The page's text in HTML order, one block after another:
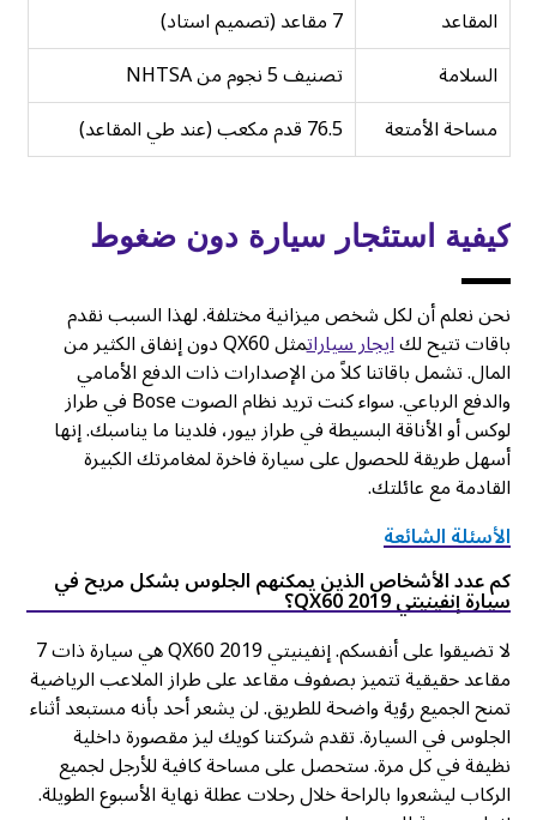
المقاعد
7 مقاعد (تصميم استاد)
السلامة
تصنيف 5 نجوم من NHTSA
مساحة الأمتعة
76.5 قدم مكعب (عند طي المقاعد)
كيفية استئجار سيارة دون ضغوط
نحن نعلم أن لكل شخص ميزانية مختلفة. لهذا السبب نقدم
باقات تتيح لكايجار سيارات مثل QX60 دون إنفاق الكثير من
المال. تشمل باقاتنا كلاً من الإصدارات ذات الدفع الأمامي
والدفع الرباعي. سواء كنت تريد نظام الصوت Bose في طراز
لوكس أو الأناقة البسيطة في طراز بيور، فلدينا ما يناسبك. إنها
أسهل طريقة للحصول على سيارة فاخرة لمغامرتك الكبيرة
القادمة مع عائلتك.
الأسئلة الشائعة
كم عدد الأشخاص الذين يمكنهم الجلوس بشكل مريح في
سيارة إنفينيتي QX60 2019؟
لا تضيقوا على أنفسكم. إنفينيتي QX60 2019 هي سيارة ذات 7
مقاعد حقيقية تتميز بصفوف مقاعد على طراز الملاعب الرياضية
تمنح الجميع رؤية واضحة للطريق. لن يشعر أحد بأنه مستبعد أثناء
الجلوس في السيارة. تقدم شركتنا كويك ليز مقصورة داخلية
نظيفة في كل مرة. ستحصل على مساحة كافية للأرجل لجميع
الركاب ليشعروا بالراحة خلال رحلات عطلة نهاية الأسبوع الطويلة.